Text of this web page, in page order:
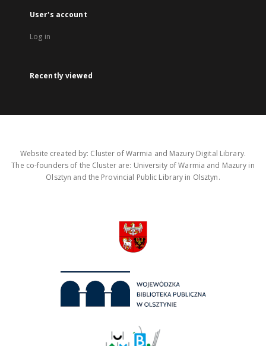
User's account
Log in
Recently viewed
Website created by: Cluster of Warmia and Mazury Digital Library.
The co-founders of the Cluster are: University of Warmia and Mazury in
Olsztyn and the Provincial Public Library in Olsztyn.